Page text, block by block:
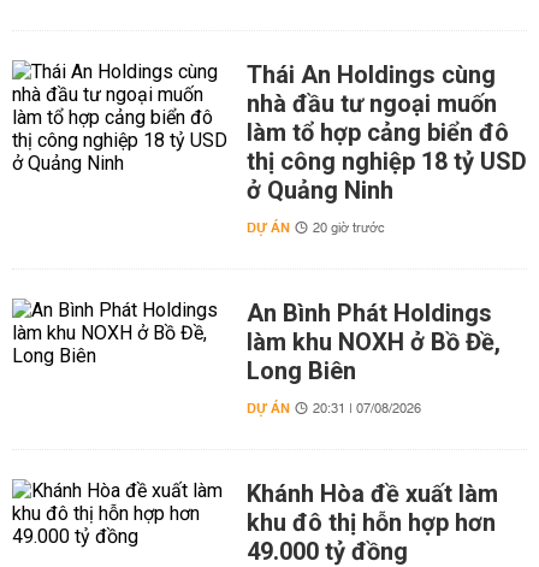
Thái An Holdings cùng
nhà đầu tư ngoại muốn
làm tổ hợp cảng biển đô
thị công nghiệp 18 tỷ USD
ở Quảng Ninh
DỰ ÁN 20 giờ trước
An Bình Phát Holdings
làm khu NOXH ở Bồ Đề,
Long Biên
DỰ ÁN 20:31 | 07/08/2026
Khánh Hòa đề xuất làm
khu đô thị hỗn hợp hơn
49.000 tỷ đồng